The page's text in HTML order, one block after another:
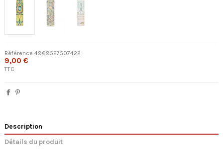
Référence 4969527507422
9,00 €
TTC
Description
Détails du produit